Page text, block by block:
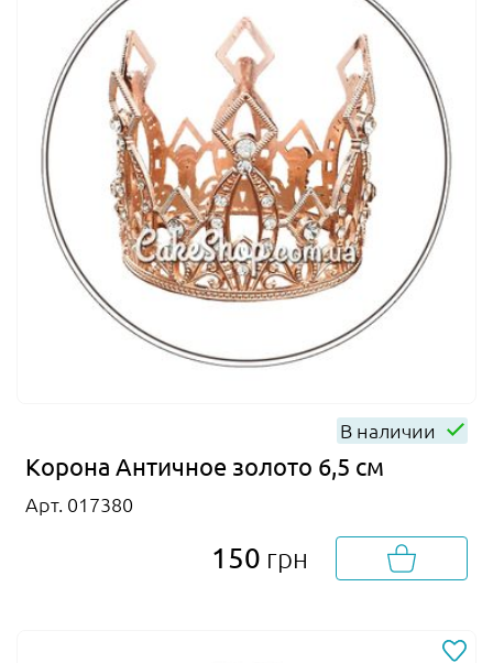
В наличии
Корона Античное золото 6,5 см
Арт. 017380
150 грн